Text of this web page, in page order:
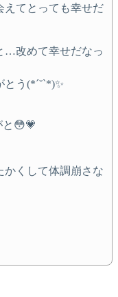
えてとっても幸せだ
…改めて幸せだなっ
う(*´˘`*)✨
と😳💗
くして体調崩さな